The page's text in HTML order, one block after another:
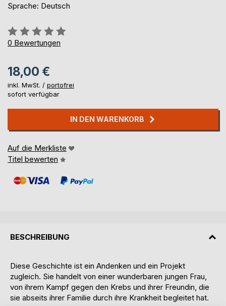
Sprache: Deutsch
Bewertung::
0%
0 Bewertungen
18,00 €
inkl. MwSt. / portofrei
sofort verfügbar
IN DEN WARENKORB
Auf die Merkliste
Titel bewerten
BESCHREIBUNG
Diese Geschichte ist ein Andenken und ein Projekt
zugleich. Sie handelt von einer wunderbaren jungen Frau,
von ihrem Kampf gegen den Krebs und ihrer Freundin, die
sie abseits ihrer Familie durch ihre Krankheit begleitet hat.